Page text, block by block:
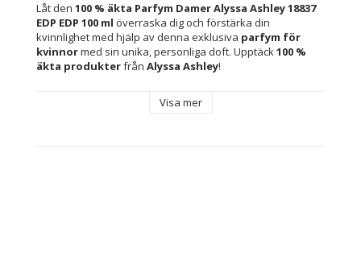
Låt den 100 % äkta Parfym Damer Alyssa Ashley 18837
EDP EDP 100 ml överraska dig och förstärka din
kvinnlighet med hjälp av denna exklusiva parfym för
kvinnor med sin unika, personliga doft. Upptäck 100 %
äkta produkter från Alyssa Ashley!
Visa mer